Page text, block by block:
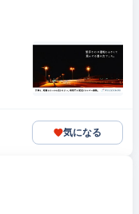
気になる